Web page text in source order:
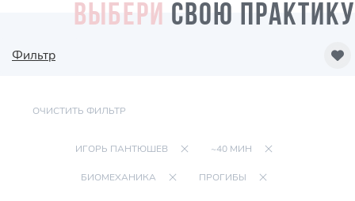
ВЫБЕРИ СВОЮ ПРАКТИКУ
Фильтр
ОЧИСТИТЬ ФИЛЬТР
ИГОРЬ ПАНТЮШЕВ ~40 МИН
БИОМЕХАНИКА ПРОГИБЫ